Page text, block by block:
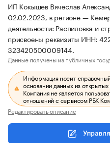
ИП Кокышев Вячеслав
02.02.2023, в регионе —
деятельности: Распиловка и
присвоены реквизиты ИНН:
323420500009144.
Данные получены из публичных
Информация носит
основании данных из открытых
Компания не является
отношений с сервисом РБК
Редактировать описание